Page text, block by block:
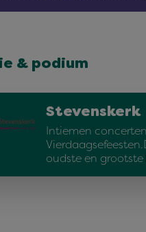
& podium
Stevenskerk
Intiemen
oudste en grootste